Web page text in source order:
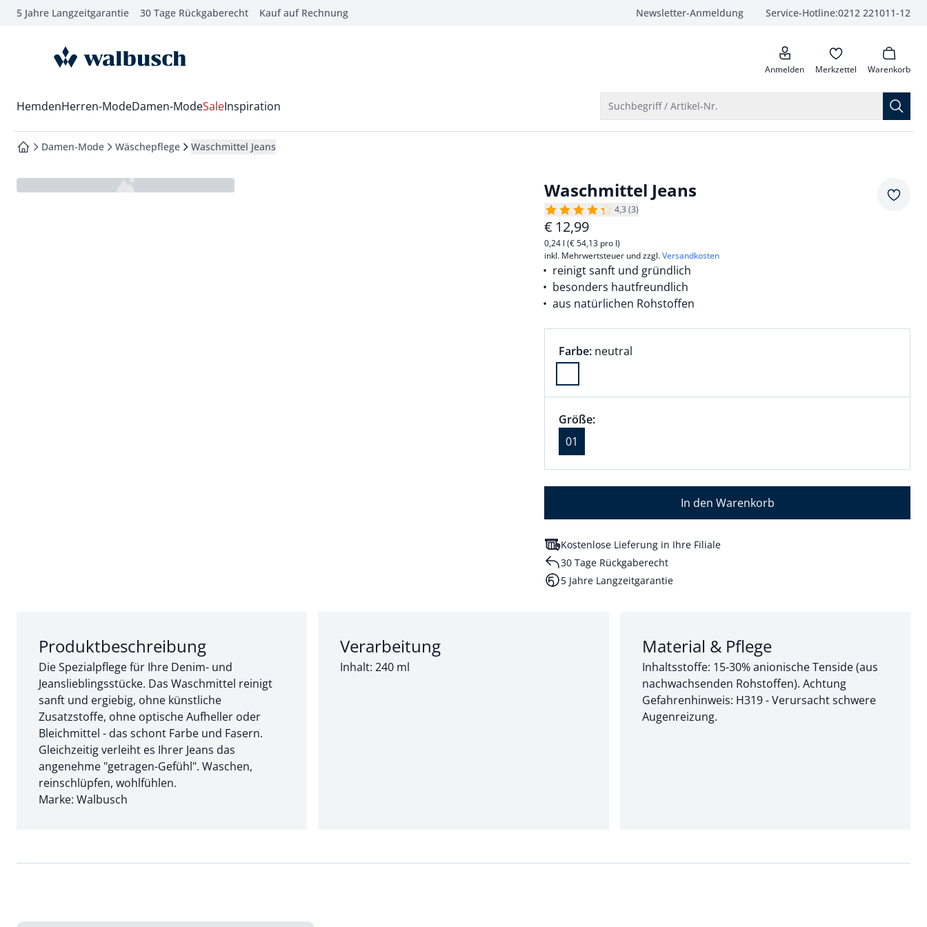
springen
springen
springen
5 Jahre Langzeitgarantie 30 Tage Rückgaberecht Kauf auf Rechnung Newsletter-Anmeldung Service-Hotline:0212 221011-12
anrufen
zur Startseite Anmelden Merkzettel Warenkorb
Wechsel in das Menü mit Pfeil-Runter Taste
HemdenHerren-ModeDamen-ModeSaleInspiration Suchbegriff / Artikel-Nr.
zur Startseite
Damen-Mode Wäschepflege Waschmittel Jeans
Waschmittel Jeans
4,3 (3)
€ 12,99
0,24 l (€ 54,13 pro l)
inkl. Mehrwertsteuer und zzgl.Versandkosten
reinigt sanft und gründlich
besonders hautfreundlich
aus natürlichen Rohstoffen
Farbauswahl:
Farbe: aktuell ausgewählt:
neutral
Größenauswahl:
Größe:
Größe 01 ausgewählt
01
In den Warenkorb
Kostenlose Lieferung in Ihre Filiale
30 Tage Rückgaberecht
5 Jahre Langzeitgarantie
Abschnitt 1 von 3:
Produktbeschreibung
Die Spezialpflege für Ihre Denim- und
Jeanslieblingsstücke. Das Waschmittel reinigt
sanft und ergiebig, ohne künstliche
Zusatzstoffe, ohne optische Aufheller oder
Bleichmittel - das schont Farbe und Fasern.
Gleichzeitig verleiht es Ihrer Jeans das
angenehme "getragen-Gefühl". Waschen,
reinschlüpfen, wohlfühlen.
Marke: Walbusch
Abschnitt 2 von 3:
Verarbeitung
Inhalt: 240 ml
Abschnitt 3 von 3:
Material & Pflege
Inhaltsstoffe: 15-30% anionische Tenside (aus
nachwachsenden Rohstoffen). Achtung
Gefahrenhinweis: H319 - Verursacht schwere
Augenreizung.